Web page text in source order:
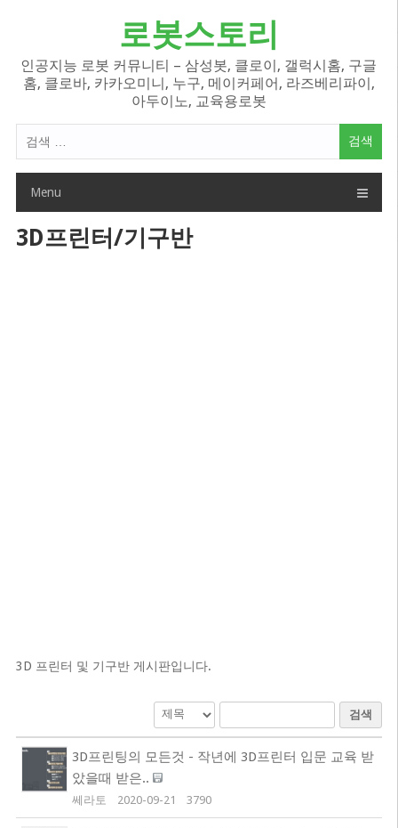
로봇스토리
인공지능 로봇 커뮤니티 – 삼성봇, 클로이, 갤럭시홈, 구글
홈, 클로바, 카카오미니, 누구, 메이커페어, 라즈베리파이,
아두이노, 교육용로봇
색
Menu
3D프린터/기구반
3D 프린터 및 기구반 게시판입니다.
검색
3D프린팅의 모든것 - 작년에 3D프린터 입문 교육 받
았을때 받은..
쎄라토 2020-09-21 3790